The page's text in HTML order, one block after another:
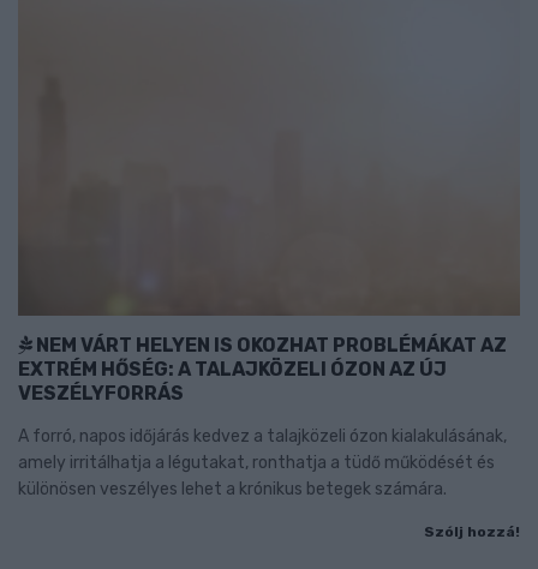
NEM VÁRT HELYEN IS OKOZHAT PROBLÉMÁKAT AZ
EXTRÉM HŐSÉG: A TALAJKÖZELI ÓZON AZ ÚJ
VESZÉLYFORRÁS
A forró, napos időjárás kedvez a talajközeli ózon kialakulásának,
amely irritálhatja a légutakat, ronthatja a tüdő működését és
különösen veszélyes lehet a krónikus betegek számára.
Szólj hozzá!